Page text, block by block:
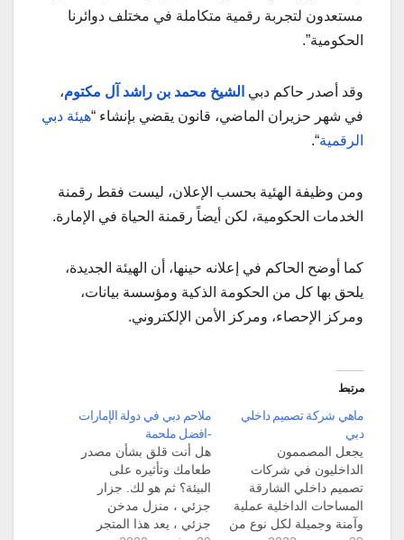
مستعدون لتجربة رقمية متكاملة في مختلف دوائرنا
الحكومية”.
وقد أصدر حاكم دبي الشيخ محمد بن راشد آل مكتوم،
في شهر حزيران الماضي، قانون يقضي بإنشاء “هيئة دبي
الرقمية“.
ومن وظيفة الهئية بحسب الإعلان، ليست فقط رقمنة
الخدمات الحكومية، لكن أيضاً رقمنة الحياة في الإمارة.
كما أوضح الحاكم في إعلانه حينها، أن الهيئة الجديدة،
يلحق بها كل من الحكومة الذكية ومؤسسة بيانات،
ومركز الإحصاء، ومركز الأمن الإلكتروني.
مرتبط
ماهي شركة تصميم داخلي
دبي
يجعل المصممون
الداخليون في شركات
تصميم داخلي الشارقة
المساحات الداخلية عملية
وآمنة وجميلة لكل نوع من
ملاحم دبي في دولة الإمارات
-افضل ملحمة
هل أنت قلق بشأن مصدر
طعامك وتأثيره على
البيئة؟ ثم هو لك. جزار
جزئي ، منزل مدخن
جزئي ، يعد هذا المتجر